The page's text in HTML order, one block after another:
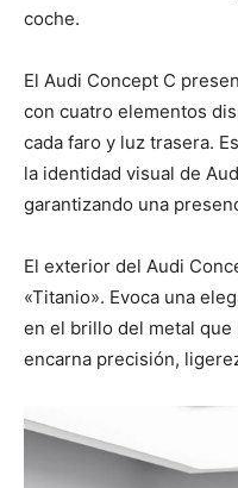
coche.
El Audi Concept C
con cuatro elementos
cada faro y luz trasera.
la identidad visual de
garantizando una
El exterior del Audi
«Titanio». Evoca una
en el brillo del metal que
encarna precisión,